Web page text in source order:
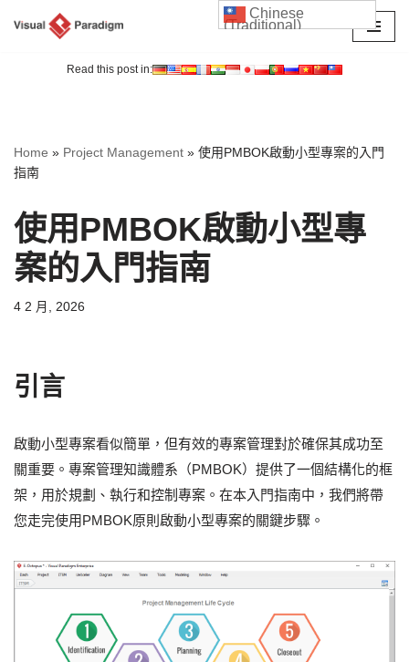
Read this post in:
Home » Project Management » 使用PMBOK啟動小型專案的入門
指南
使用PMBOK啟動小型專
案的入門指南
4 2 月, 2026
引言
啟動小型專案看似簡單，但有效的專案管理對於確保其成功至
關重要。專案管理知識體系（PMBOK）提供了一個結構化的框
架，用於規劃、執行和控制專案。在本入門指南中，我們將帶
您走完使用PMBOK原則啟動小型專案的關鍵步驟。
Chinese
(Traditional)